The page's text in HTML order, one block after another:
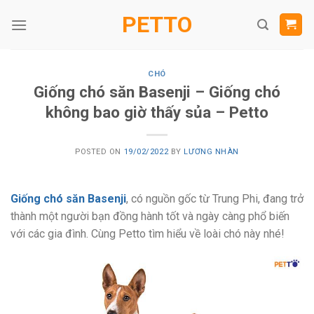
PETTO
CHÓ
Giống chó săn Basenji – Giống chó
không bao giờ thấy sủa – Petto
POSTED ON 19/02/2022 BY LƯƠNG NHÀN
Giống chó săn Basenji, có nguồn gốc từ Trung Phi, đang trở
thành một người bạn đồng hành tốt và ngày càng phổ biến
với các gia đình. Cùng Petto tìm hiểu về loài chó này nhé!